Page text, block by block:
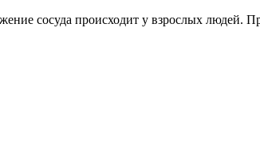
сосуда происходит у взрослых людей.